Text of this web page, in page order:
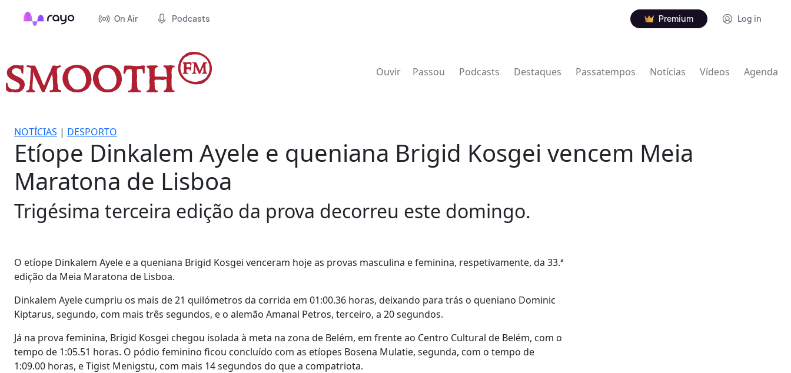
On Air Podcasts Premium Log in
Ouvir Passou Podcasts Destaques Passatempos Notícias Vídeos Agenda
NOTÍCIAS | DESPORTO
Etíope Dinkalem Ayele e queniana Brigid Kosgei vencem Meia
Maratona de Lisboa
Trigésima terceira edição da prova decorreu este domingo.
O etíope Dinkalem Ayele e a queniana Brigid Kosgei venceram hoje as provas masculina e feminina, respetivamente, da 33.ª
edição da Meia Maratona de Lisboa.
Dinkalem Ayele cumpriu os mais de 21 quilómetros da corrida em 01:00.36 horas, deixando para trás o queniano Dominic
Kiptarus, segundo, com mais três segundos, e o alemão Amanal Petros, terceiro, a 20 segundos.
Já na prova feminina, Brigid Kosgei chegou isolada à meta na zona de Belém, em frente ao Centro Cultural de Belém, com o
tempo de 1:05.51 horas. O pódio feminino ficou concluído com as etíopes Bosena Mulatie, segunda, com o tempo de
1:09.00 horas, e Tigist Menigstu, com mais 14 segundos do que a compatriota.